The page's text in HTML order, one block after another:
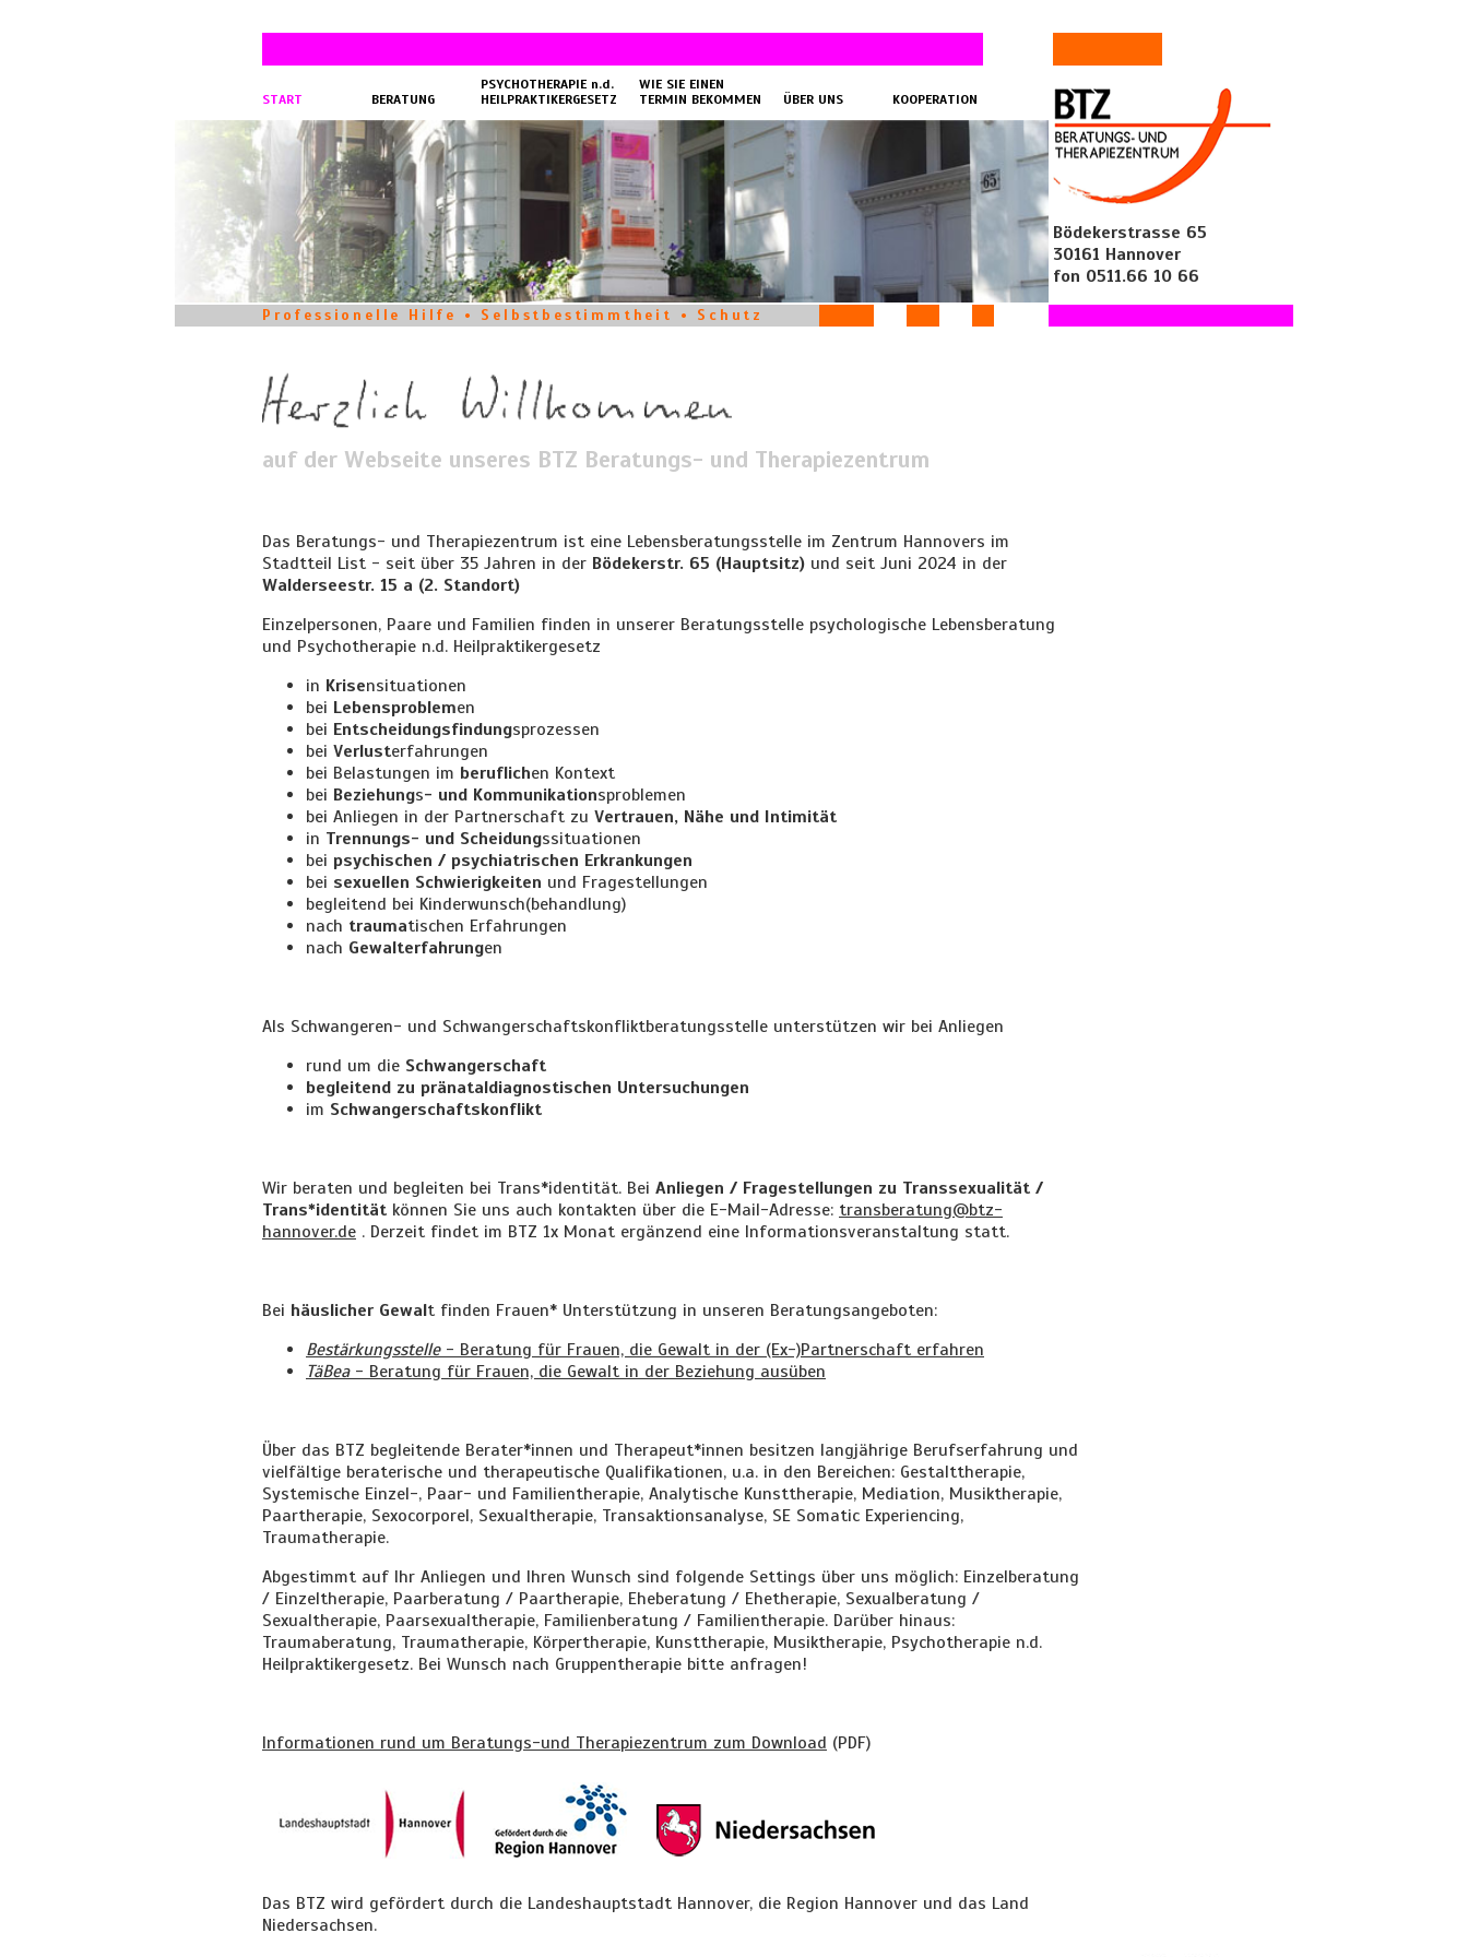
START BERATUNG
PSYCHOTHERAPIE n.d.
HEILPRAKTIKERGESETZ
WIE SIE EINEN
TERMIN BEKOMMEN
ÜBER UNS KOOPERATION
Bödekerstrasse 65
30161 Hannover
fon 0511.66 10 66
Professionelle Hilfe • Selbstbestimmtheit • Schutz
auf der Webseite unseres BTZ Beratungs- und Therapiezentrum
Das Beratungs- und Therapiezentrum ist eine Lebensberatungsstelle im Zentrum Hannovers im
Stadtteil List - seit über 35 Jahren in der Bödekerstr. 65 (Hauptsitz) und seit Juni 2024 in der
Walderseestr. 15 a (2. Standort)
Einzelpersonen, Paare und Familien finden in unserer Beratungsstelle psychologische Lebensberatung
und Psychotherapie n.d. Heilpraktikergesetz
in Krisensituationen
bei Lebensproblemen
bei Entscheidungsfindungsprozessen
bei Verlusterfahrungen
bei Belastungen im beruflichen Kontext
bei Beziehungs- und Kommunikationsproblemen
bei Anliegen in der Partnerschaft zu Vertrauen, Nähe und Intimität
in Trennungs- und Scheidungssituationen
bei psychischen / psychiatrischen Erkrankungen
bei sexuellen Schwierigkeiten und Fragestellungen
begleitend bei Kinderwunsch(behandlung)
nach traumatischen Erfahrungen
nach Gewalterfahrungen
Als Schwangeren- und Schwangerschaftskonfliktberatungsstelle unterstützen wir bei Anliegen
rund um die Schwangerschaft
begleitend zu pränataldiagnostischen Untersuchungen
im Schwangerschaftskonflikt
Wir beraten und begleiten bei Trans*identität. Bei Anliegen / Fragestellungen zu Transsexualität /
Trans*identität können Sie uns auch kontakten über die E-Mail-Adresse: transberatung@btz-
hannover.de . Derzeit findet im BTZ 1x Monat ergänzend eine Informationsveranstaltung statt.
Bei häuslicher Gewalt finden Frauen* Unterstützung in unseren Beratungsangeboten:
Bestärkungsstelle- Beratung für Frauen, die Gewalt in der (Ex-)Partnerschaft erfahren
TäBea - Beratung für Frauen, die Gewalt in der Beziehung ausüben
Über das BTZ begleitende Berater*innen und Therapeut*innen besitzen langjährige Berufserfahrung und
vielfältige beraterische und therapeutische Qualifikationen, u.a. in den Bereichen: Gestalttherapie,
Systemische Einzel-, Paar- und Familientherapie, Analytische Kunsttherapie, Mediation, Musiktherapie,
Paartherapie, Sexocorporel, Sexualtherapie, Transaktionsanalyse, SE Somatic Experiencing,
Traumatherapie.
Abgestimmt auf Ihr Anliegen und Ihren Wunsch sind folgende Settings über uns möglich: Einzelberatung
/ Einzeltherapie, Paarberatung / Paartherapie, Eheberatung / Ehetherapie, Sexualberatung /
Sexualtherapie, Paarsexualtherapie, Familienberatung / Familientherapie. Darüber hinaus:
Traumaberatung, Traumatherapie, Körpertherapie, Kunsttherapie, Musiktherapie, Psychotherapie n.d.
Heilpraktikergesetz. Bei Wunsch nach Gruppentherapie bitte anfragen!
Informationen rund um Beratungs-und Therapiezentrum zum Download (PDF)
Das BTZ wird gefördert durch die Landeshauptstadt Hannover, die Region Hannover und das Land
Niedersachsen.